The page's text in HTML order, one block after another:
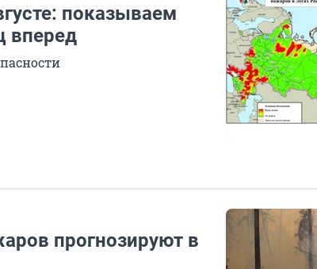
показываем
вперед
прогнозируют в